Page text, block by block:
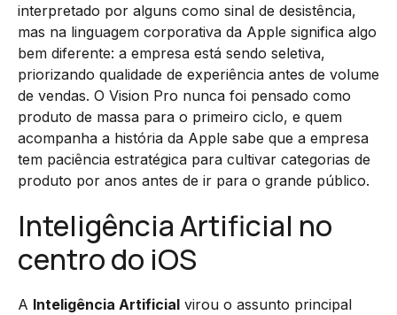
interpretado por alguns como sinal de desistência,
mas na linguagem corporativa da Apple significa algo
bem diferente: a empresa está sendo seletiva,
priorizando qualidade de experiência antes de volume
de vendas. O Vision Pro nunca foi pensado como
produto de massa para o primeiro ciclo, e quem
acompanha a história da Apple sabe que a empresa
tem paciência estratégica para cultivar categorias de
produto por anos antes de ir para o grande público.
Inteligência Artificial no
centro do iOS
A Inteligência Artificial virou o assunto principal